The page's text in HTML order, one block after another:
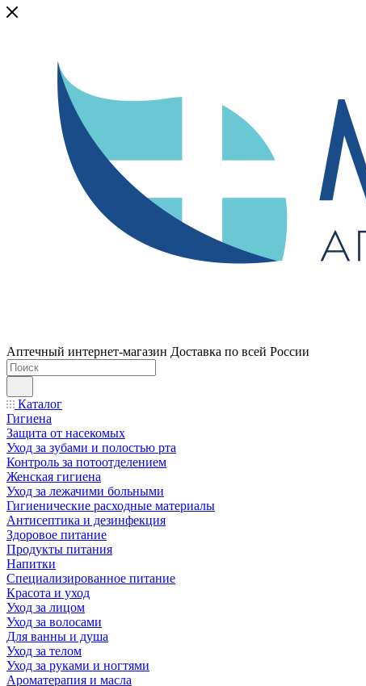
Аптечный интернет-магазин Доставка по всей России
Каталог
Гигиена
Защита от насекомых
Уход за зубами и полостью рта
Контроль за потоотделением
Женская гигиена
Уход за лежачими больными
Гигиенические расходные материалы
Антисептика и дезинфекция
Здоровое питание
Продукты питания
Напитки
Специализированное питание
Красота и уход
Уход за лицом
Уход за волосами
Для ванны и душа
Уход за телом
Уход за руками и ногтями
Ароматерапия и масла